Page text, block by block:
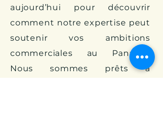
aujourd’hui pour découvrir
comment notre expertise peut
soutenir vos ambitions
commerciales au Panama.
Nous sommes prêts à